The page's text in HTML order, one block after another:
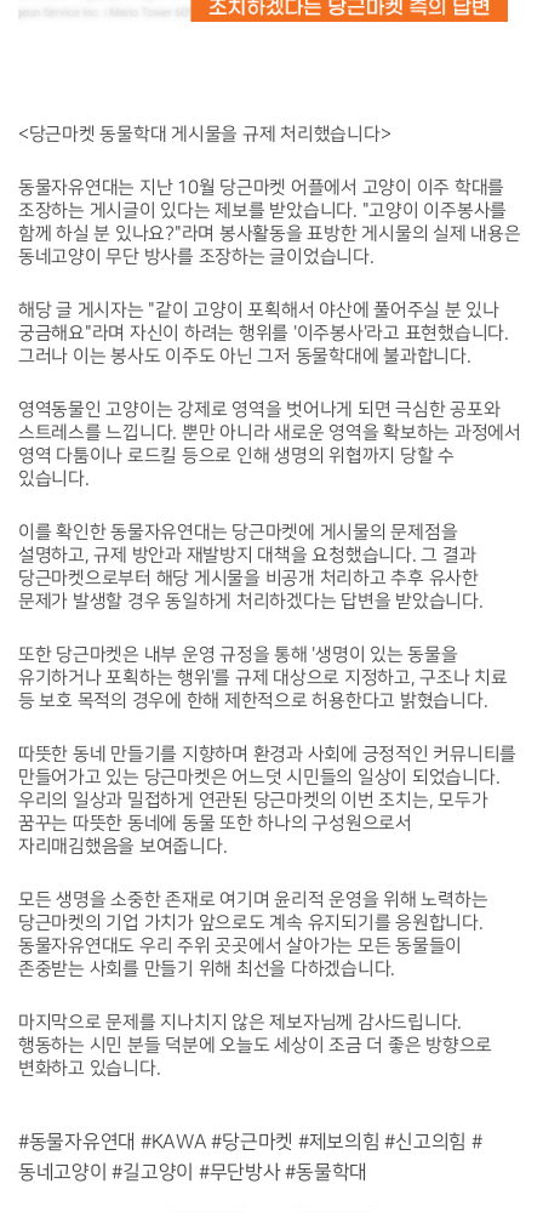
<당근마켓 동물학대 게시물을 규제 처리했습니다>
동물자유연대는 지난 10월 당근마켓 어플에서 고양이 이주 학대를
조장하는 게시글이 있다는 제보를 받았습니다. "고양이 이주봉사를
함께 하실 분 있나요?"라며 봉사활동을 표방한 게시물의 실제 내용은
동네고양이 무단 방사를 조장하는 글이었습니다.
해당 글 게시자는 "같이 고양이 포획해서 야산에 풀어주실 분 있나
궁금해요"라며 자신이 하려는 행위를 '이주봉사'라고 표현했습니다.
그러나 이는 봉사도 이주도 아닌 그저 동물학대에 불과합니다.
영역동물인 고양이는 강제로 영역을 벗어나게 되면 극심한 공포와
스트레스를 느낍니다. 뿐만 아니라 새로운 영역을 확보하는 과정에서
영역 다툼이나 로드킬 등으로 인해 생명의 위협까지 당할 수
있습니다.
이를 확인한 동물자유연대는 당근마켓에 게시물의 문제점을
설명하고, 규제 방안과 재발방지 대책을 요청했습니다. 그 결과
당근마켓으로부터 해당 게시물을 비공개 처리하고 추후 유사한
문제가 발생할 경우 동일하게 처리하겠다는 답변을 받았습니다.
또한 당근마켓은 내부 운영 규정을 통해 '생명이 있는 동물을
유기하거나 포획하는 행위'를 규제 대상으로 지정하고, 구조나 치료
등 보호 목적의 경우에 한해 제한적으로 허용한다고 밝혔습니다.
따뜻한 동네 만들기를 지향하며 환경과 사회에 긍정적인 커뮤니티를
만들어가고 있는 당근마켓은 어느덧 시민들의 일상이 되었습니다.
우리의 일상과 밀접하게 연관된 당근마켓의 이번 조치는, 모두가
꿈꾸는 따뜻한 동네에 동물 또한 하나의 구성원으로서
자리매김했음을 보여줍니다.
모든 생명을 소중한 존재로 여기며 윤리적 운영을 위해 노력하는
당근마켓의 기업 가치가 앞으로도 계속 유지되기를 응원합니다.
동물자유연대도 우리 주위 곳곳에서 살아가는 모든 동물들이
존중받는 사회를 만들기 위해 최선을 다하겠습니다.
마지막으로 문제를 지나치지 않은 제보자님께 감사드립니다.
행동하는 시민 분들 덕분에 오늘도 세상이 조금 더 좋은 방향으로
변화하고 있습니다.
#동물자유연대 #KAWA #당근마켓 #제보의힘 #신고의힘 #
동네고양이 #길고양이 #무단방사 #동물학대